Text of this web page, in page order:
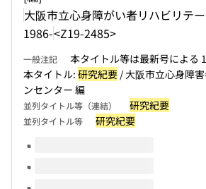
大阪市立心身障がい者リハビリテ
1986-<Z19-2485>
一般注記
本タイトル等は最新号による
本タイトル: 研究紀要 / 大阪市立心身障
ンセンター 編
並列タイトル等（連結） 研究紀要
並列タイトル等 研究紀要
このタイトルの巻号